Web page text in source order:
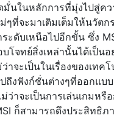
มั่นในหลักการที่มุ่งไปสู่ค
ๆที่จะมาเติมเต็มให้นวัตก
ะดับเหนือไปอีกขั้น ซึ่ง
จทย์สิ่งเหล่านั้นได้เป็นอ
าจะเป็นในเรื่องของเทค
ถึงฟังก์ชั่นต่างๆที่ออกแบ
ว่าจะเป็นการเล่นเกมหรื
ก็สามารถดึงประสิทธิภ